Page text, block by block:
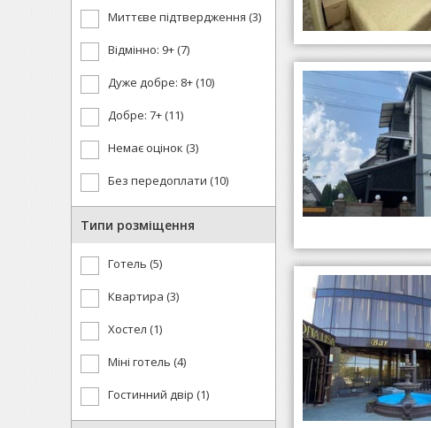
Миттєве підтвердження (3)
Відмінно: 9+ (7)
Дуже добре: 8+ (10)
Добре: 7+ (11)
Немає оцінок (3)
Без передоплати (10)
Типи розміщення
Готель (5)
Квартира (3)
Хостел (1)
Міні готель (4)
Гостинний двір (1)